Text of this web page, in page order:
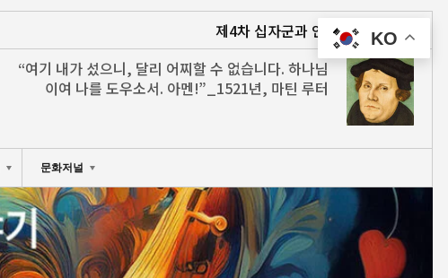
제4차 십자군과 인류 최대의 문명 파괴
“여기 내가 섰으니, 달리 어찌할 수 없습니다. 하나님
이여 나를 도우소서. 아멘!”_1521년, 마틴 루터
문화저널
KO